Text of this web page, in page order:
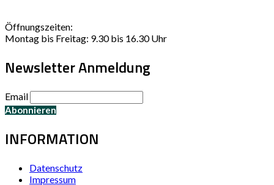
Öffnungszeiten:
Montag bis Freitag: 9.30 bis 16.30 Uhr
Newsletter Anmeldung
Email
INFORMATION
Datenschutz
Impressum